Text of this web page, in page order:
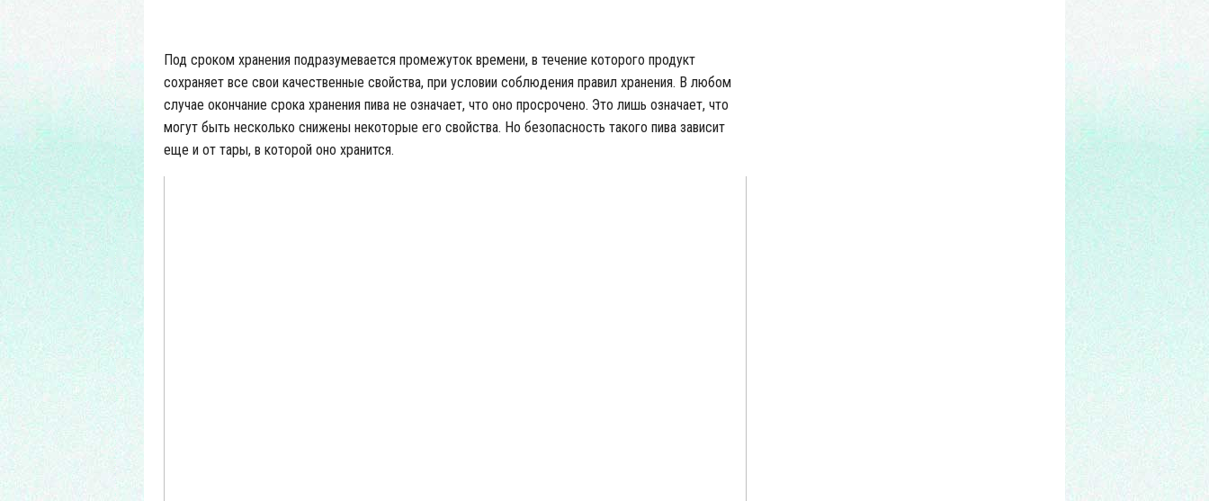
Под сроком хранения подразумевается промежуток времени, в течение которого продукт
сохраняет все свои качественные свойства, при условии соблюдения правил хранения. В любом
случае окончание срока хранения пива не означает, что оно просрочено. Это лишь означает, что
могут быть несколько снижены некоторые его свойства. Но безопасность такого пива зависит
еще и от тары, в которой оно хранится.